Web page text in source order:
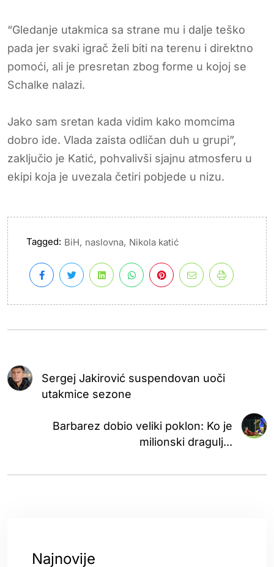
“Gledanje utakmica sa strane mu i dalje teško
pada jer svaki igrač želi biti na terenu i direktno
pomoći, ali je presretan zbog forme u kojoj se
Schalke nalazi.
Jako sam sretan kada vidim kako momcima
dobro ide. Vlada zaista odličan duh u grupi”,
zaključio je Katić, pohvalivši sjajnu atmosferu u
ekipi koja je uvezala četiri pobjede u nizu.
Tagged: BiH, naslovna, Nikola katić
Sergej Jakirović suspendovan uoči
utakmice sezone
Barbarez dobio veliki poklon: Ko je
milionski dragulj...
Najnovije